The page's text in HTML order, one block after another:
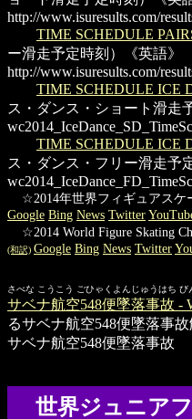
http://www.isuresults.com/
TIME SCHEDULE
ー滑走予定時刻）《英語》
http://www.isuresults.com/
TIME SCHEDULE ICE
ス・ダンス・ショート滑走
TIME SCHEDULE ICE
ス・ダンス・フリー滑走予
☆2014年世界フィギュアスケ
Google Bing News Twitter
☆2014 World Figure Skating
(和訳) Google Bing News Twitter
さべな こうこう ごひゃくよんじゅうはち
サベナ航空548便墜落事故 -
るサベナ航空548便墜落事故
サベナ航空548便墜落事故
世界ジュニア